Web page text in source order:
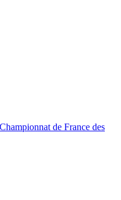
de France des